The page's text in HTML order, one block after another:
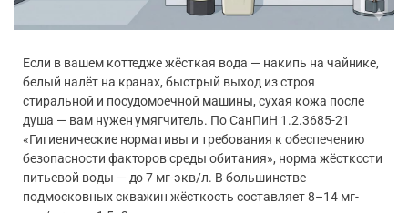
Если в вашем коттедже жёсткая вода — накипь на чайнике,
белый налёт на кранах, быстрый выход из строя
стиральной и посудомоечной машины, сухая кожа после
душа — вам нужен умягчитель. По СанПиН 1.2.3685-21
«Гигиенические нормативы и требования к обеспечению
безопасности факторов среды обитания», норма жёсткости
питьевой воды — до 7 мг-экв/л. В большинстве
подмосковных скважин жёсткость составляет 8–14 мг-